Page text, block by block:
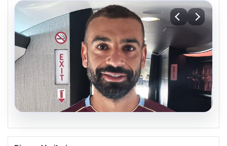
Trabzonspor’un Yeni Yıldızı Salah,